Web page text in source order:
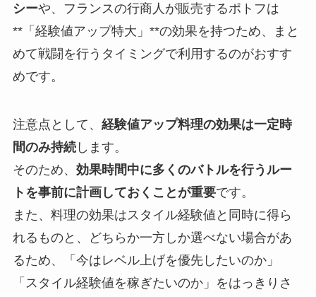
シーや、フランスの行商人が販売するポトフは
**「経験値アップ特大」**の効果を持つため、まと
めて戦闘を行うタイミングで利用するのがおすす
めです。
注意点として、 経験値アップ料理の効果は一定時
間のみ持続します。
そのため、 効果時間中に多くのバトルを行うルー
トを事前に計画しておくことが重要です。
また、料理の効果はスタイル経験値と同時に得ら
れるものと、どちらか一方しか選べない場合があ
るため、「今はレベル上げを優先したいのか」
「スタイル経験値を稼ぎたいのか」をはっきりさ